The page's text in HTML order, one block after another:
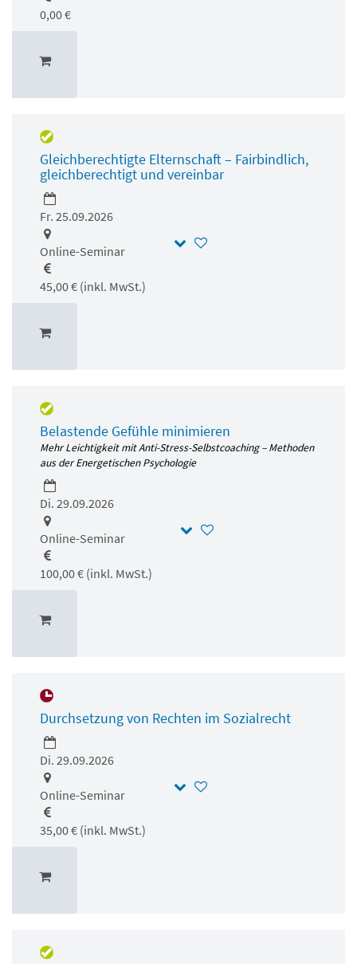
0,00 €
Gleichberechtigte Elternschaft – Fairbindlich,
gleichberechtigt und vereinbar
Fr. 25.09.2026
Online-Seminar
45,00 € (inkl. MwSt.)
Belastende Gefühle minimieren
Mehr Leichtigkeit mit Anti-Stress-Selbstcoaching – Methoden
aus der Energetischen Psychologie
Di. 29.09.2026
Online-Seminar
100,00 € (inkl. MwSt.)
Durchsetzung von Rechten im Sozialrecht
Di. 29.09.2026
Online-Seminar
35,00 € (inkl. MwSt.)